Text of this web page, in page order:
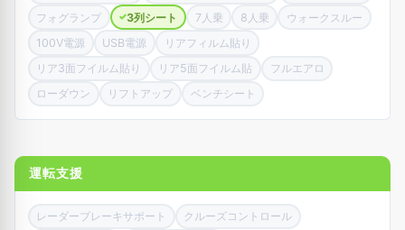
フォグランプ
✓3列シート 7人乗 8人乗
ウォークスルー
100V電源
USB電源
リアフィルム貼り
リア3面フイルム貼り
リア5面フイルム貼
フルエアロ
ローダウン
リフトアップ ベンチシート
運転支援
レーダーブレーキサポート
クルーズコントロール